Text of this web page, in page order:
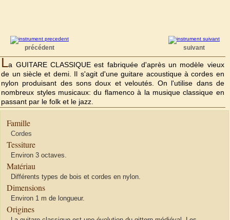
précédent suivant
La GUITARE CLASSIQUE est fabriquée d'après un modèle vieux
de un siècle et demi. Il s'agit d'une guitare acoustique à cordes en
nylon produisant des sons doux et veloutés. On l'utilise dans de
nombreux styles musicaux: du flamenco à la musique classique en
passant par le folk et le jazz.
Famille
Cordes
Tessiture
Environ 3 octaves.
Matériau
Différents types de bois et cordes en nylon.
Dimensions
Environ 1 m de longueur.
Origines